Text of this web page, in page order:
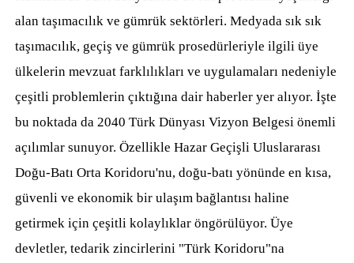
alan taşımacılık ve gümrük sektörleri. Medyada sık sık
taşımacılık, geçiş ve gümrük prosedürleriyle ilgili üye
ülkelerin mevzuat farklılıkları ve uygulamaları nedeniyle
çeşitli problemlerin çıktığına dair haberler yer alıyor. İşte
bu noktada da 2040 Türk Dünyası Vizyon Belgesi önemli
açılımlar sunuyor. Özellikle Hazar Geçişli Uluslararası
Doğu-Batı Orta Koridoru'nu, doğu-batı yönünde en kısa,
güvenli ve ekonomik bir ulaşım bağlantısı haline
getirmek için çeşitli kolaylıklar öngörülüyor. Üye
devletler, tedarik zincirlerini "Türk Koridoru"na